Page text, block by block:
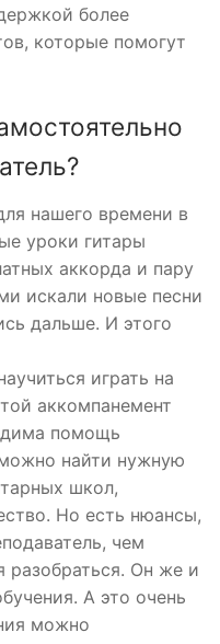
более
которые помогут
нашего времени в
уроки гитары
аккорда и пару
искали новые песни
дальше. И этого
играть на
аккомпанемент
помощь
найти нужную
школ,
Но есть нюансы,
чем
Он же и
А это очень
можно